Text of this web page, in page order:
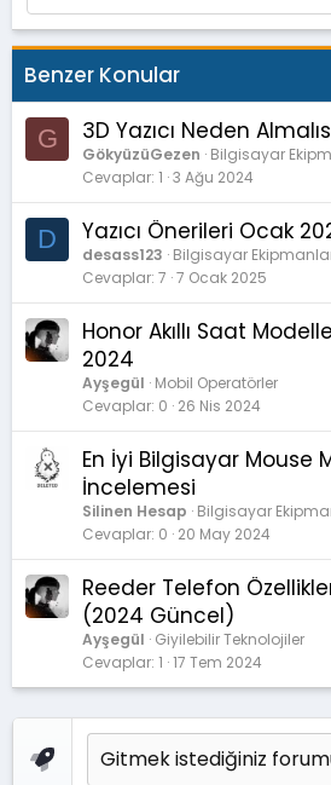
Benzer Konular
G 3D Yazıcı Neden
GökyüzüGezen Bilgisayar
Cevaplar 1 3 Ağu 2024
D Yazıcı Önerileri Ocak
desass123 Bilgisayar
Cevaplar 7 7 Ocak 2025
Honor Akıllı Saat
2024
Ayşegül Mobil Operatörler
Cevaplar 0 26 Nis 2024
En İyi Bilgisayar Mouse
İncelemesi
Silinen Hesap Bilgisayar
Cevaplar 0 20 May 2024
Reeder Telefon
(2024 Güncel)
Ayşegül Giyilebilir Teknolojiler
Cevaplar 1 17 Tem 2024